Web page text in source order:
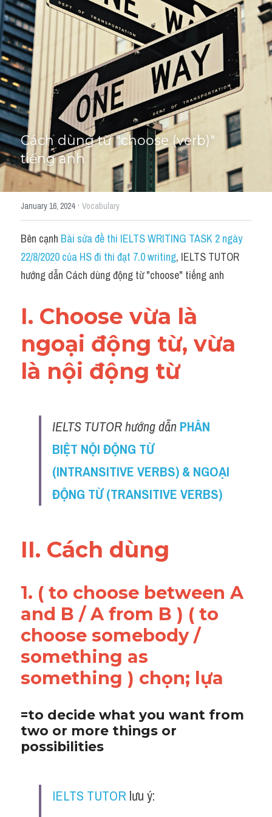
Học thử →
Cách dùng từ "choose (verb)"
tiếng anh
January 16, 2024· Vocabulary
Bên cạnh Bài sửa đề thi IELTS WRITING TASK 2 ngày
22/8/2020 của HS đi thi đạt 7.0 writing, IELTS TUTOR
hướng dẫn Cách dùng động từ "choose" tiếng anh
I. Choose vừa là
ngoại động từ, vừa
là nội động từ
IELTS TUTOR hướng dẫn PHÂN
BIỆT NỘI ĐỘNG TỪ
(INTRANSITIVE VERBS) & NGOẠI
ĐỘNG TỪ (TRANSITIVE VERBS)
II. Cách dùng
1. ( to choose between A
and B / A from B ) ( to
choose somebody /
something as
something ) chọn; lựa
=to decide what you want from
two or more things or
possibilities
IELTS TUTOR lưu ý: